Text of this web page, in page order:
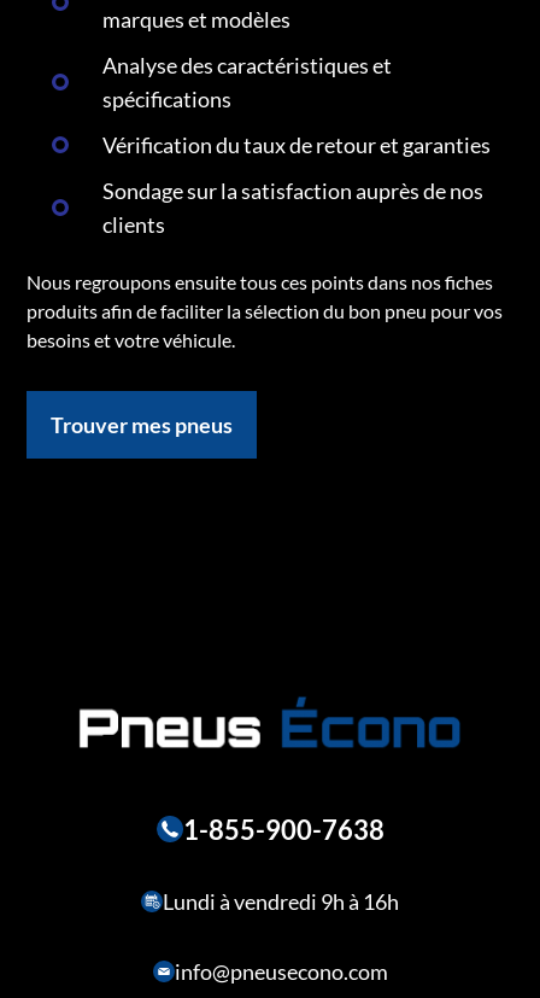
marques et modèles
Analyse des caractéristiques et
spécifications
Vérification du taux de retour et garanties
Sondage sur la satisfaction auprès de nos
clients
Nous regroupons ensuite tous ces points dans nos fiches
produits afin de faciliter la sélection du bon pneu pour vos
besoins et votre véhicule.
Trouver mes pneus
1-855-900-7638
Lundi à vendredi 9h à 16h
info@pneusecono.com